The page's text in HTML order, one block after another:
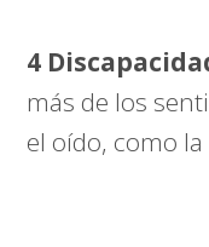
4
más de los
el oído, como